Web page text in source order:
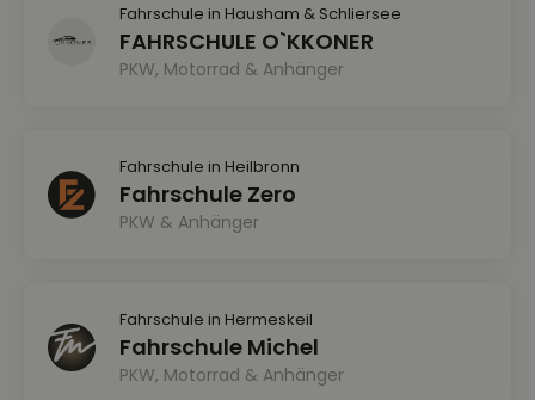
Fahrschule in Hausham & Schliersee
FAHRSCHULE O`KKONER
PKW, Motorrad & Anhänger
Fahrschule in Heilbronn
Fahrschule Zero
PKW & Anhänger
Fahrschule in Hermeskeil
Fahrschule Michel
PKW, Motorrad & Anhänger